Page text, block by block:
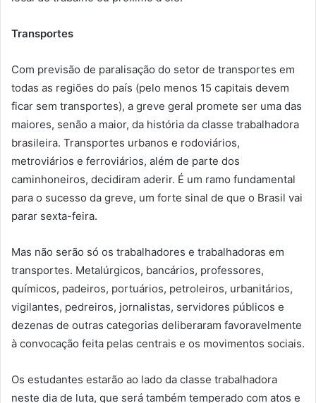
Transportes
Com previsão de paralisação do setor de transportes em
todas as regiões do país (pelo menos 15 capitais devem
ficar sem transportes), a greve geral promete ser uma das
maiores, senão a maior, da história da classe trabalhadora
brasileira. Transportes urbanos e rodoviários,
metroviários e ferroviários, além de parte dos
caminhoneiros, decidiram aderir. É um ramo fundamental
para o sucesso da greve, um forte sinal de que o Brasil vai
parar sexta-feira.
Mas não serão só os trabalhadores e trabalhadoras em
transportes. Metalúrgicos, bancários, professores,
químicos, padeiros, portuários, petroleiros, urbanitários,
vigilantes, pedreiros, jornalistas, servidores públicos e
dezenas de outras categorias deliberaram favoravelmente
à convocação feita pelas centrais e os movimentos sociais.
Os estudantes estarão ao lado da classe trabalhadora
neste dia de luta, que será também temperado com atos e